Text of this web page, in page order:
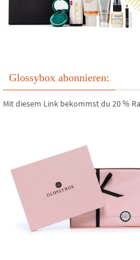
Glossybox abonnieren:
Mit diesem Link bekommst du 20 %